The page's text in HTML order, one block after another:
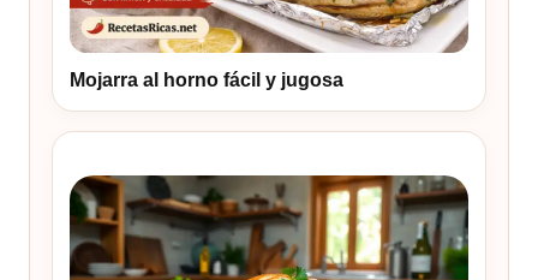
Mojarra al horno fácil y jugosa